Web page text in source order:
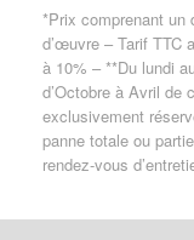
*Prix comprenant un
d’œuvre – Tarif TTC
à 10% – **Du lundi
d’Octobre à Avril de
exclusivement
panne totale ou
rendez-vous